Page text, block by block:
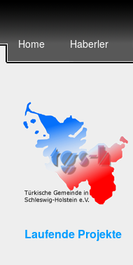
Home Haberler
Laufende Projekte